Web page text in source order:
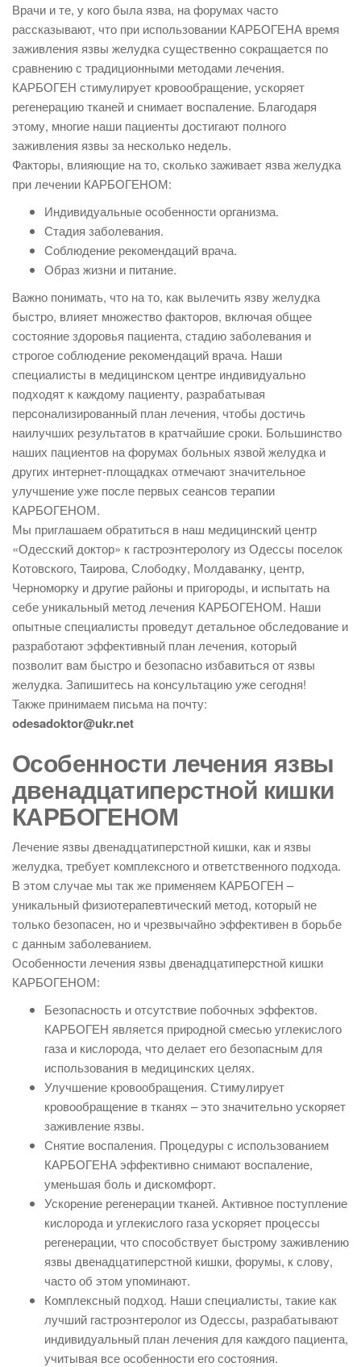
Врачи и те, у кого была язва, на форумах часто
рассказывают, что при использовании КАРБОГЕНА время
заживления язвы желудка существенно сокращается по
сравнению с традиционными методами лечения.
КАРБОГЕН стимулирует кровообращение, ускоряет
регенерацию тканей и снимает воспаление. Благодаря
этому, многие наши пациенты достигают полного
заживления язвы за несколько недель.
Факторы, влияющие на то, сколько заживает язва желудка
при лечении КАРБОГЕНОМ:
Индивидуальные особенности организма.
Стадия заболевания.
Соблюдение рекомендаций врача.
Образ жизни и питание.
Важно понимать, что на то, как вылечить язву желудка
быстро, влияет множество факторов, включая общее
состояние здоровья пациента, стадию заболевания и
строгое соблюдение рекомендаций врача. Наши
специалисты в медицинском центре индивидуально
подходят к каждому пациенту, разрабатывая
персонализированный план лечения, чтобы достичь
наилучших результатов в кратчайшие сроки. Большинство
наших пациентов на форумах больных язвой желудка и
других интернет-площадках отмечают значительное
улучшение уже после первых сеансов терапии
КАРБОГЕНОМ.
Мы приглашаем обратиться в наш медицинский центр
«Одесский доктор» к гастроэнтерологу из Одессы поселок
Котовского, Таирова, Слободку, Молдаванку, центр,
Черноморку и другие районы и пригороды, и испытать на
себе уникальный метод лечения КАРБОГЕНОМ. Наши
опытные специалисты проведут детальное обследование и
разработают эффективный план лечения, который
позволит вам быстро и безопасно избавиться от язвы
желудка. Запишитесь на консультацию уже сегодня!
Также принимаем письма на почту:
odesadoktor@ukr.net
Особенности лечения язвы
двенадцатиперстной кишки
КАРБОГЕНОМ
Лечение язвы двенадцатиперстной кишки, как и язвы
желудка, требует комплексного и ответственного подхода.
В этом случае мы так же применяем КАРБОГЕН –
уникальный физиотерапевтический метод, который не
только безопасен, но и чрезвычайно эффективен в борьбе
с данным заболеванием.
Особенности лечения язвы двенадцатиперстной кишки
КАРБОГЕНОМ:
Безопасность и отсутствие побочных эффектов.
КАРБОГЕН является природной смесью углекислого
газа и кислорода, что делает его безопасным для
использования в медицинских целях.
Улучшение кровообращения. Стимулирует
кровообращение в тканях – это значительно ускоряет
заживление язвы.
Снятие воспаления. Процедуры с использованием
КАРБОГЕНА эффективно снимают воспаление,
уменьшая боль и дискомфорт.
Ускорение регенерации тканей. Активное поступление
кислорода и углекислого газа ускоряет процессы
регенерации, что способствует быстрому заживлению
язвы двенадцатиперстной кишки, форумы, к слову,
часто об этом упоминают.
Комплексный подход. Наши специалисты, такие как
лучший гастроэнтеролог из Одессы, разрабатывают
индивидуальный план лечения для каждого пациента,
учитывая все особенности его состояния.